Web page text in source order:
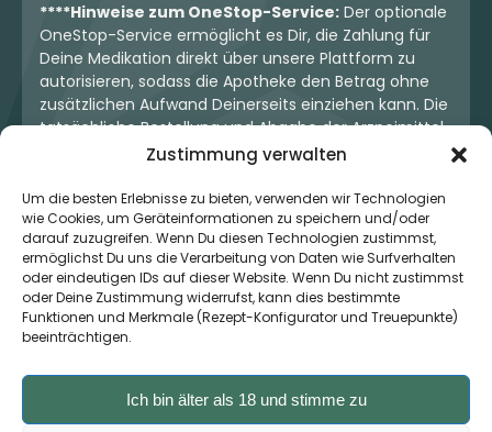
Zustimmung verwalten
Um die besten Erlebnisse zu bieten, verwenden wir Technologien
wie Cookies, um Geräteinformationen zu speichern und/oder
darauf zuzugreifen. Wenn Du diesen Technologien zustimmst,
ermöglichst Du uns die Verarbeitung von Daten wie Surfverhalten
oder eindeutigen IDs auf dieser Website. Wenn Du nicht zustimmst
oder Deine Zustimmung widerrufst, kann dies bestimmte
Funktionen und Merkmale (Rezept-Konfigurator und Treuepunkte)
beeinträchtigen.
Ich bin älter als 18 und stimme zu
****Hinweise zum OneStop-Service: Der optionale
OneStop-Service ermöglicht es Dir, die Zahlung für
Deine Medikation direkt über unsere Plattform zu
autorisieren, sodass die Apotheke den Betrag ohne
zusätzlichen Aufwand Deinerseits einziehen kann. Die
tatsächliche Bestellung und Abgabe der Arzneimittel
erfolgt jedoch ausschließlich über die jeweilige
Dir und der Apotheke. Unser OneStop-Service stellt
kein pharmazeutisches Angebot dar, sondern dient
lediglich der komfortablen Zahlungsabwicklung. Die
Nutzung ist freiwillig und hat keinerlei Einfluss auf die
ärztliche Therapieentscheidung oder die Wahl der
verschriebenen Medikation. Apotheken sind rechtlich
unabhängig und unterliegen den gesetzlichen